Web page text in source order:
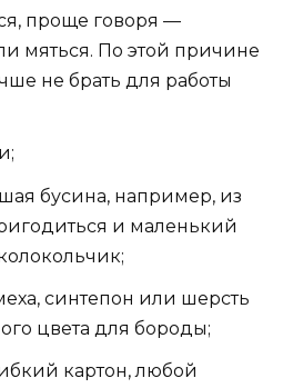
проще говоря —
мяться. По этой причине
не брать для работы
бусина, например, из
и маленький
синтепон или шерсть
цвета для бороды;
картон, любой